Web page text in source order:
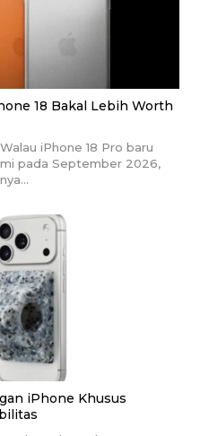
18 Bakal Lebih Worth
iPhone 18 Pro baru
pada September 2026,
iPhone Khusus